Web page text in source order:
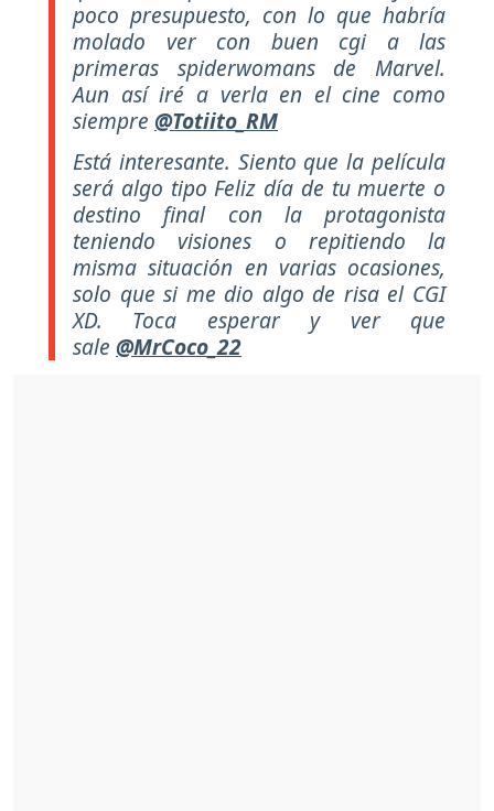
poco presupuesto, con lo que habría
molado ver con buen cgi a las
primeras spiderwomans de Marvel.
Aun así iré a verla en el cine como
siempre @Totiito_RM
Está interesante. Siento que la película
será algo tipo Feliz día de tu muerte o
destino final con la protagonista
teniendo visiones o repitiendo la
misma situación en varias ocasiones,
solo que si me dio algo de risa el CGI
XD. Toca esperar y ver que
sale @MrCoco_22